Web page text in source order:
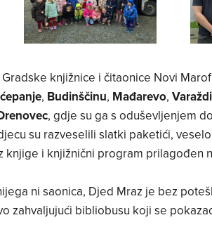
knjižnice i čitaonice Novi
, Budinščinu, Mađarevo,
, gdje su ga s oduševljenjem
su razveselili slatki paketići,
knjige i knjižnični program prilagođen
ni saonica, Djed Mraz je bez
zahvaljujući bibliobusu koji se